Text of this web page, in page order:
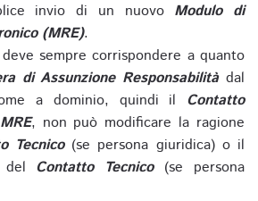
invio di un nuovo Modulo di
(MRE).
sempre corrispondere a quanto
di Assunzione Responsabilitàdal
a dominio, quindi il Contatto
MRE, non può modificare la ragione
Tecnico(se persona giuridica) o il
del Contatto Tecnico(se persona